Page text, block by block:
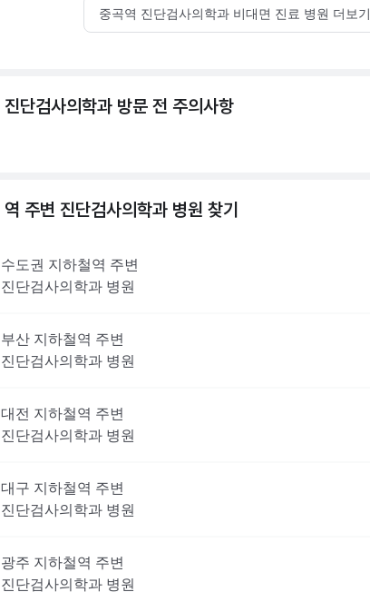
중곡역 진단검사의학과 비대면 진료 병원 더보기
진단검사의학과 방문 전 주의사항
역 주변 진단검사의학과 병원 찾기
수도권 지하철역 주변
진단검사의학과 병원
부산 지하철역 주변
진단검사의학과 병원
대전 지하철역 주변
진단검사의학과 병원
대구 지하철역 주변
진단검사의학과 병원
광주 지하철역 주변
진단검사의학과 병원